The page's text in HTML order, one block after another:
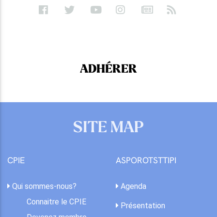
ADHÉRER
SITE MAP
CPIE
Qui sommes-nous?
Connaitre le CPIE
ASPOROTSTTIPI
Agenda
Présentation